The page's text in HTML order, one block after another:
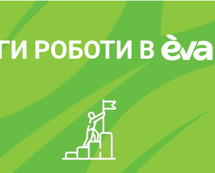
РОБОТИ В